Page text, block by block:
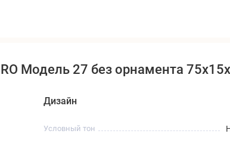
Модель 27 без орнамента
Дизайн
Условный тон